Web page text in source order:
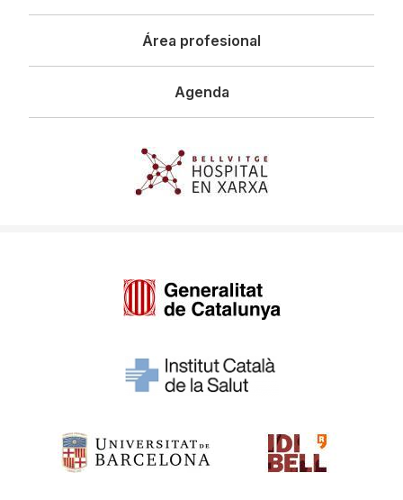
Área profesional
Agenda